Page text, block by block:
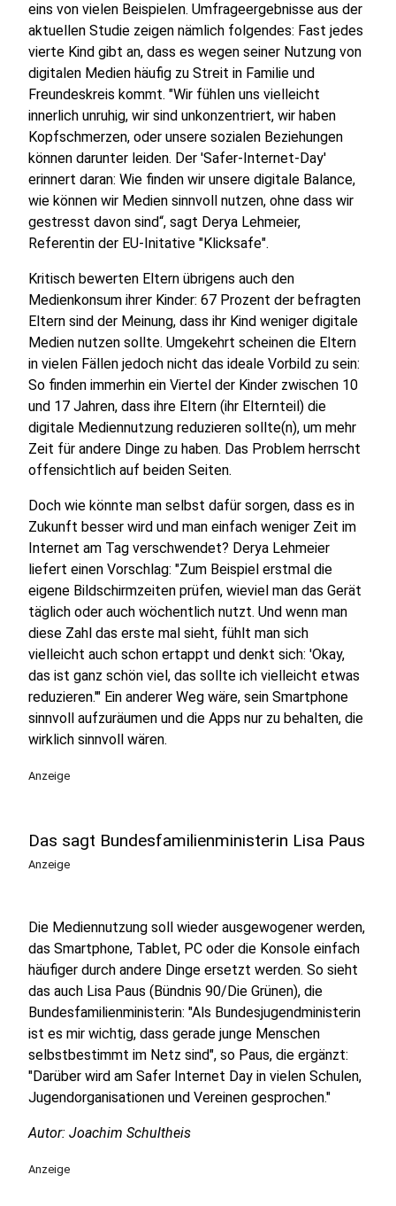
eins von vielen Beispielen. Umfrageergebnisse aus der
aktuellen Studie zeigen nämlich folgendes: Fast jedes
vierte Kind gibt an, dass es wegen seiner Nutzung von
digitalen Medien häufig zu Streit in Familie und
Freundeskreis kommt. "Wir fühlen uns vielleicht
innerlich unruhig, wir sind unkonzentriert, wir haben
Kopfschmerzen, oder unsere sozialen Beziehungen
können darunter leiden. Der 'Safer-Internet-Day'
erinnert daran: Wie finden wir unsere digitale Balance,
wie können wir Medien sinnvoll nutzen, ohne dass wir
gestresst davon sind“, sagt Derya Lehmeier,
Referentin der EU-Initative "Klicksafe".
Kritisch bewerten Eltern übrigens auch den
Medienkonsum ihrer Kinder: 67 Prozent der befragten
Eltern sind der Meinung, dass ihr Kind weniger digitale
Medien nutzen sollte. Umgekehrt scheinen die Eltern
in vielen Fällen jedoch nicht das ideale Vorbild zu sein:
So finden immerhin ein Viertel der Kinder zwischen 10
und 17 Jahren, dass ihre Eltern (ihr Elternteil) die
digitale Mediennutzung reduzieren sollte(n), um mehr
Zeit für andere Dinge zu haben. Das Problem herrscht
offensichtlich auf beiden Seiten.
Doch wie könnte man selbst dafür sorgen, dass es in
Zukunft besser wird und man einfach weniger Zeit im
Internet am Tag verschwendet? Derya Lehmeier
liefert einen Vorschlag: "Zum Beispiel erstmal die
eigene Bildschirmzeiten prüfen, wieviel man das Gerät
täglich oder auch wöchentlich nutzt. Und wenn man
diese Zahl das erste mal sieht, fühlt man sich
vielleicht auch schon ertappt und denkt sich: 'Okay,
das ist ganz schön viel, das sollte ich vielleicht etwas
reduzieren.'" Ein anderer Weg wäre, sein Smartphone
sinnvoll aufzuräumen und die Apps nur zu behalten, die
wirklich sinnvoll wären.
Anzeige
Das sagt Bundesfamilienministerin Lisa Paus
Anzeige
Die Mediennutzung soll wieder ausgewogener werden,
das Smartphone, Tablet, PC oder die Konsole einfach
häufiger durch andere Dinge ersetzt werden. So sieht
das auch Lisa Paus (Bündnis 90/Die Grünen), die
Bundesfamilienministerin: "Als Bundesjugendministerin
ist es mir wichtig, dass gerade junge Menschen
selbstbestimmt im Netz sind", so Paus, die ergänzt:
"Darüber wird am Safer Internet Day in vielen Schulen,
Jugendorganisationen und Vereinen gesprochen."
Autor: Joachim Schultheis
Anzeige